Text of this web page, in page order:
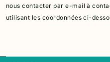
nous contacter par e-mail à
utilisant les coordonnées ci-